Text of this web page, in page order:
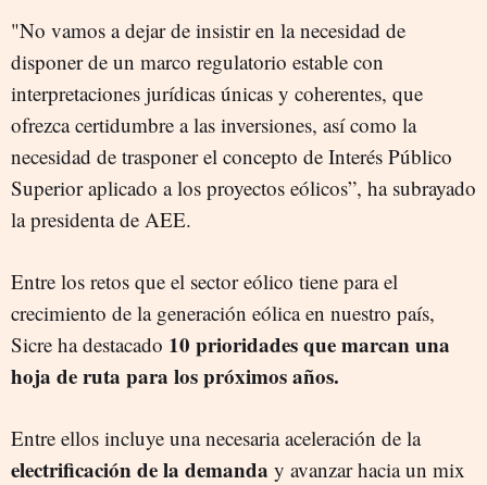
"No vamos a dejar de insistir en la necesidad de
disponer de un marco regulatorio estable con
interpretaciones jurídicas únicas y coherentes, que
ofrezca certidumbre a las inversiones, así como la
necesidad de trasponer el concepto de Interés Público
Superior aplicado a los proyectos eólicos”, ha subrayado
la presidenta de AEE.
Entre los retos que el sector eólico tiene para el
crecimiento de la generación eólica en nuestro país,
Sicre ha destacado 10 prioridades que marcan una
hoja de ruta para los próximos años.
Entre ellos incluye una necesaria aceleración de la
electrificación de la demanda y avanzar hacia un mix